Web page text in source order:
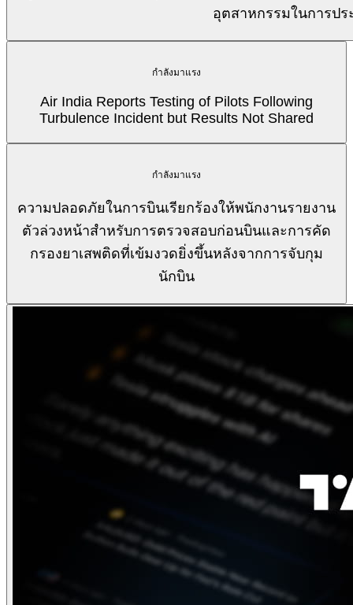
อุตสาหกรรมในการป
กำลังมาแรง
Air India Reports Testing of Pilots Following
Turbulence Incident but Results Not Shared
กำลังมาแรง
ความปลอดภัยในการบินเรียกร้องให้พนักงานรายงาน
ตัวล่วงหน้าสำหรับการตรวจสอบก่อนบินและการคัด
กรองยาเสพติดที่เข้มงวดยิ่งขึ้นหลังจากการจับกุม
นักบิน